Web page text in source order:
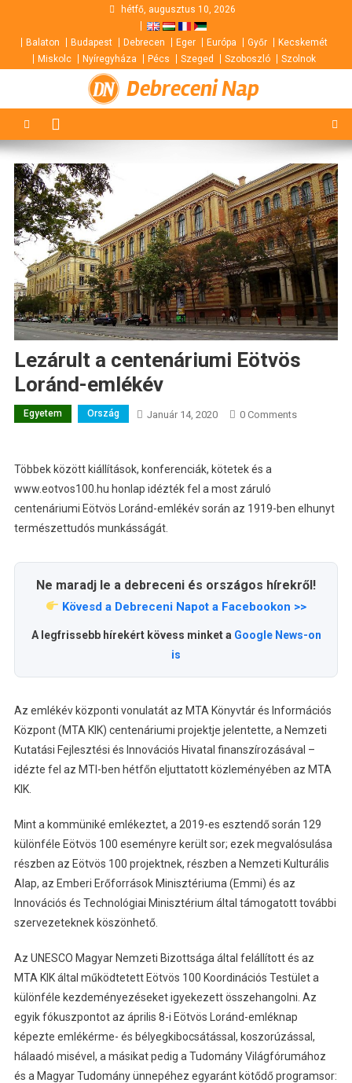
content
hétfő, augusztus 10, 2026
Balaton Budapest Debrecen Eger Európa Győr
Kecskemét
Miskolc
Nyíregyháza Pécs Szeged Szoboszló Szolnok
Debreceni Nap
Lezárult a centenáriumi Eötvös
Loránd-emlékév
Egyetem Ország Január 14, 2020 0 Comments
Többek között kiállítások, konferenciák, kötetek és a
www.eotvos100.hu honlap idézték fel a most záruló
centenáriumi Eötvös Loránd-emlékév során az 1919-ben elhunyt
természettudós munkásságát.
Ne maradj le a debreceni és országos hírekről!
Kövesd a Debreceni Napot a Facebookon >>
A legfrissebb hírekért kövess minket a Google News-on
is
Az emlékév központi vonulatát az MTA Könyvtár és Információs
Központ (MTA KIK) centenáriumi projektje jelentette, a Nemzeti
Kutatási Fejlesztési és Innovációs Hivatal finanszírozásával –
idézte fel az MTI-ben hétfőn eljuttatott közleményében az MTA
KIK.
Mint a kommüniké emlékeztet, a 2019-es esztendő során 129
különféle Eötvös 100 eseményre került sor; ezek megvalósulása
részben az Eötvös 100 projektnek, részben a Nemzeti Kulturális
Alap, az Emberi Erőforrások Minisztériuma (Emmi) és az
Innovációs és Technológiai Minisztérium által támogatott további
szervezeteknek köszönhető.
Az UNESCO Magyar Nemzeti Bizottsága által felállított és az
MTA KIK által működtetett Eötvös 100 Koordinációs Testület a
különféle kezdeményezéseket igyekezett összehangolni. Az
egyik fókuszpontot az április 8-i Eötvös Loránd-emléknap
képezte emlékérme- és bélyegkibocsátással, koszorúzással,
hálaadó misével, a másikat pedig a Tudomány Világfórumához
és a Magyar Tudomány ünnepéhez egyaránt kötődő programsor: